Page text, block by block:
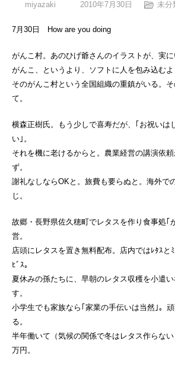
miyazaki 2010年7月30日 未分
7月30日 How are you doing
がんこ村。あのひげ爺さんのイラストが、実に
がんこ、というより、ソフトに人を包み込むよ
そのがんこ村という全国組織の重鎮がいる。
て。
横森正樹氏。もう少しで喜寿だが、｢お祝いは
い｣。
それを機に老けるからと。農業経営の講演依
ず。
謝礼なしならOKと。旅費も要らぬと。海外で
じ。
故郷・長野県佐久穂町でレタスを作り食事処｢
営。
店頭にレタスを置き無料配布。店内ではﾚﾀｽと
ﾋﾞｽ。
夏休みの孫たちに、早朝のレタス収穫を小遣
す。
小学生でも家族なら｢家業の手伝いは当然｣。
る。
半年働いて（気候の関係で冬はレタス作らな
万円。